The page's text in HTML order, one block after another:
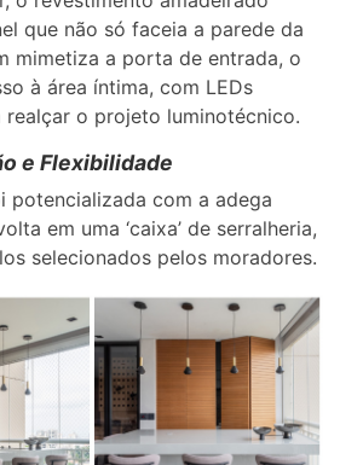
que não só faceia a parede da
mimetiza a porta de entrada, o
à área íntima, com LEDs
realçar o projeto luminotécnico.
e Flexibilidade
potencializada com a adega
em uma ‘caixa’ de serralheria,
selecionados pelos moradores.